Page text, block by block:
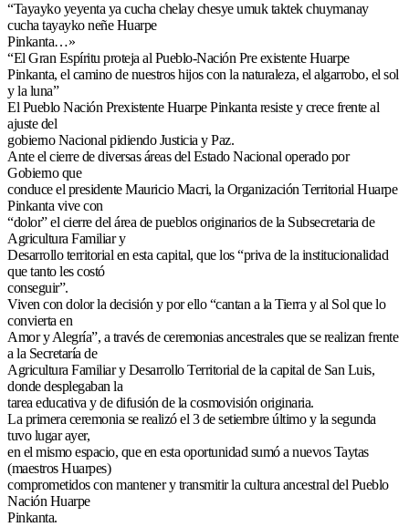
“Tayayko yeyenta ya cucha chelay chesye umuk taktek chuymanay
cucha tayayko neñe Huarpe
Pinkanta…»
“El Gran Espíritu proteja al Pueblo-Nación Pre existente Huarpe
Pinkanta, el camino de nuestros hijos con la naturaleza, el algarrobo, el sol
y la luna”
El Pueblo Nación Prexistente Huarpe Pinkanta resiste y crece frente al
ajuste del
gobierno Nacional pidiendo Justicia y Paz.
Ante el cierre de diversas áreas del Estado Nacional operado por
Gobierno que
conduce el presidente Mauricio Macri, la Organización Territorial Huarpe
Pinkanta vive con
“dolor” el cierre del área de pueblos originarios de la Subsecretaria de
Agricultura Familiar y
Desarrollo territorial en esta capital, que los “priva de la institucionalidad
que tanto les costó
conseguir”.
Viven con dolor la decisión y por ello “cantan a la Tierra y al Sol que lo
convierta en
Amor y Alegría”, a través de ceremonias ancestrales que se realizan frente
a la Secretaría de
Agricultura Familiar y Desarrollo Territorial de la capital de San Luis,
donde desplegaban la
tarea educativa y de difusión de la cosmovisión originaria.
La primera ceremonia se realizó el 3 de setiembre último y la segunda
tuvo lugar ayer,
en el mismo espacio, que en esta oportunidad sumó a nuevos Taytas
(maestros Huarpes)
comprometidos con mantener y transmitir la cultura ancestral del Pueblo
Nación Huarpe
Pinkanta.